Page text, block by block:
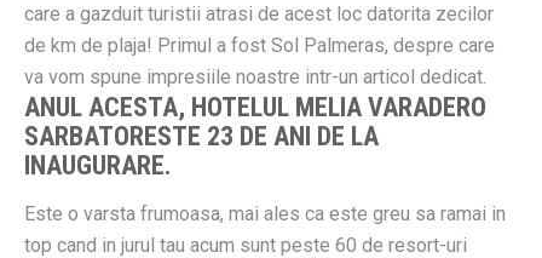
care a gazduit turistii atrasi de acest loc datorita zecilor
de km de plaja! Primul a fost Sol Palmeras, despre care
va vom spune impresiile noastre intr-un articol dedicat.
ANUL ACESTA, HOTELUL MELIA VARADERO
SARBATORESTE 23 DE ANI DE LA
INAUGURARE.
Este o varsta frumoasa, mai ales ca este greu sa ramai in
top cand in jurul tau acum sunt peste 60 de resort-uri